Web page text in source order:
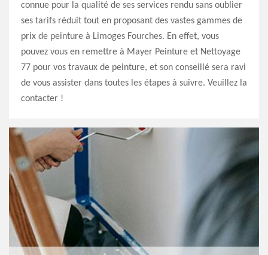
connue pour la qualité de ses services rendu sans oublier
ses tarifs réduit tout en proposant des vastes gammes de
prix de peinture à Limoges Fourches. En effet, vous
pouvez vous en remettre à Mayer Peinture et Nettoyage
77 pour vos travaux de peinture, et son conseillé sera ravi
de vous assister dans toutes les étapes à suivre. Veuillez la
contacter !